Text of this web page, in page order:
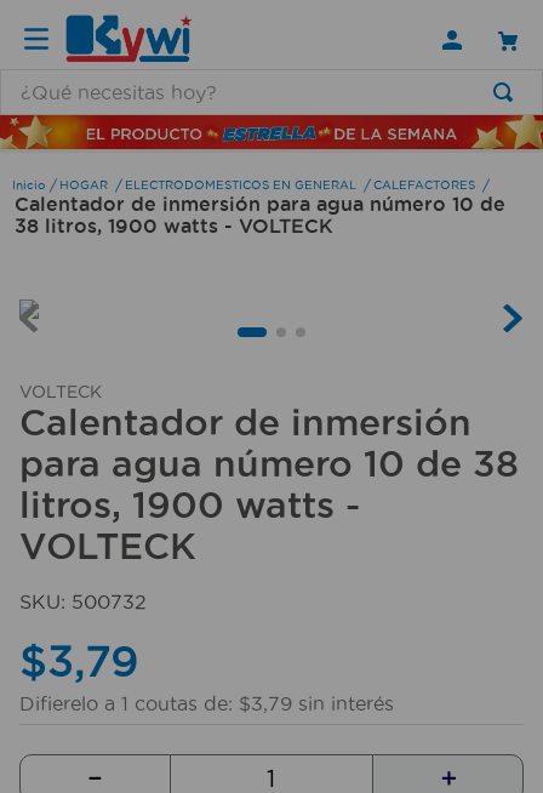
HOGAR ELECTRODOMESTICOS EN GENERAL CALEFACTORES
Calentador de inmersión para agua número 10 de
38 litros, 1900 watts - VOLTECK
VOLTECK
Calentador de inmersión
para agua número 10 de 38
litros, 1900 watts -
VOLTECK
SKU: 500732
$3,79
Difierelo a 1 coutas de: $3,79 sin interés
＋
－
TÉRMINOS MÁS BUSCADOS
1 .
lamparas
2.
ducha
4.
6.
organizador
7.
aspiradora
8.
cerradura
9 .
taladro
10
sillas